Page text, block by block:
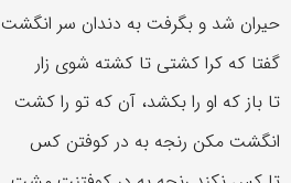
حیران شد و بگرفت به دندان سر انگشت
گفتا که کرا کشتی تا کشته شوی زار
تا باز که او را بکشد، آن که تو را کشت
انگشت مکن رنجه به در کوفتن کس